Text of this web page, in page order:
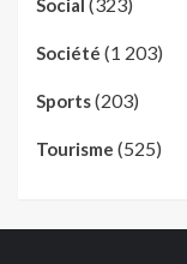
Société (1 203)
Sports(203)
Tourisme (525)